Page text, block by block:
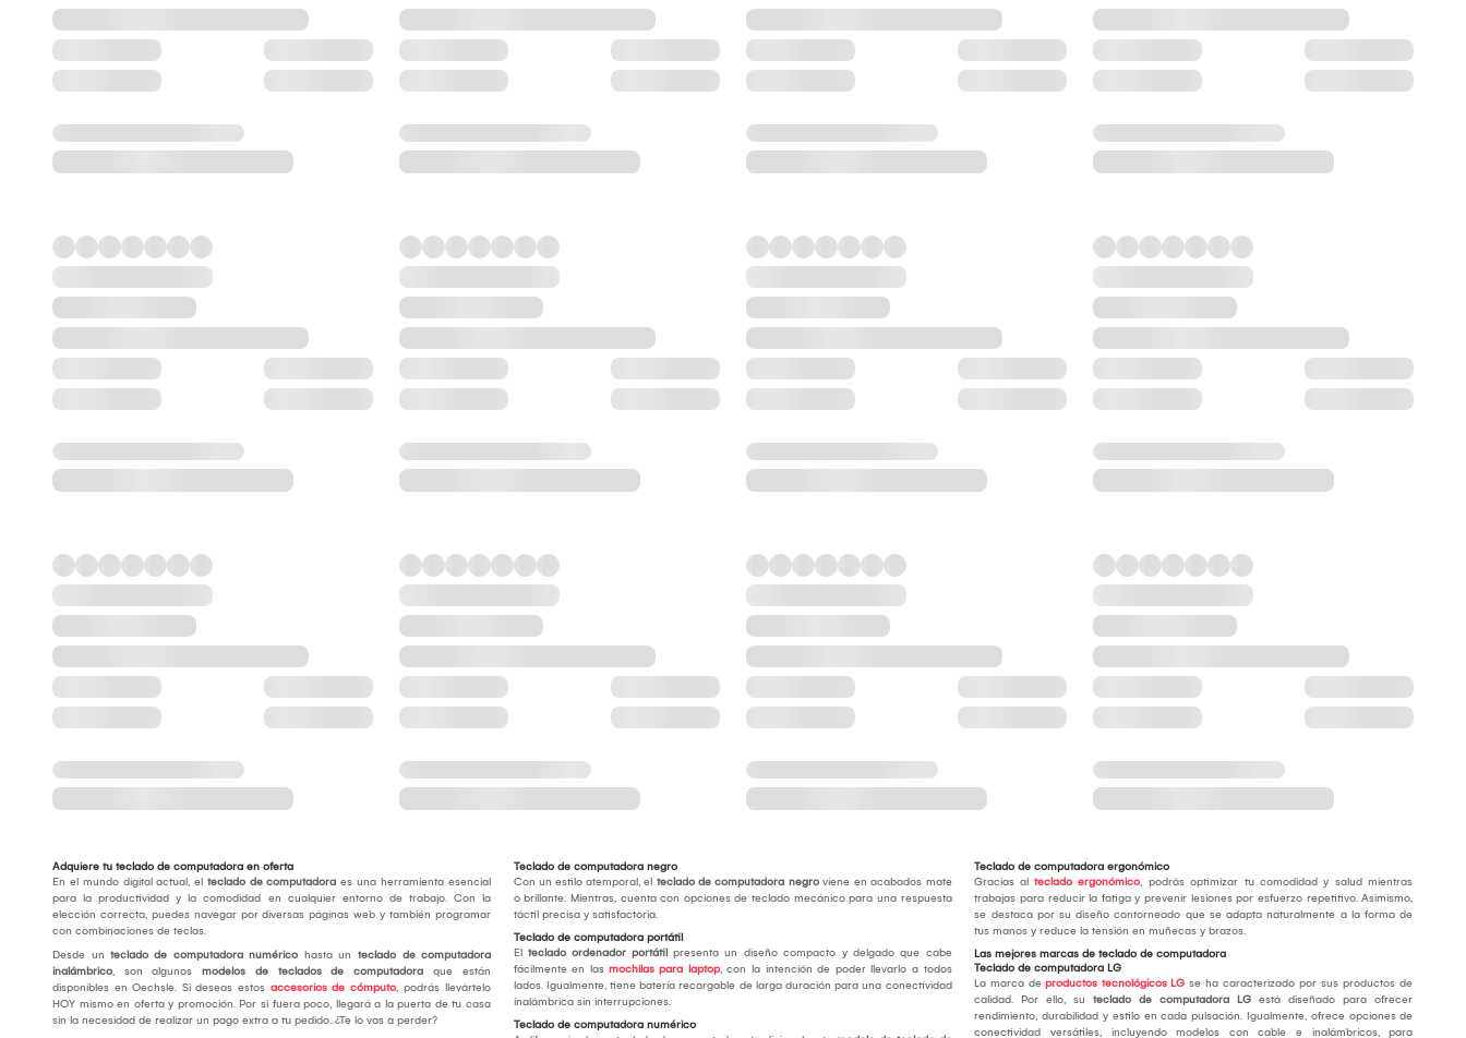
Adquiere tu teclado de computadora en oferta
En el mundo digital actual, el teclado de computadora es una herramienta esencial
para la productividad y la comodidad en cualquier entorno de trabajo. Con la
elección correcta, puedes navegar por diversas páginas web y también programar
con combinaciones de teclas.
Desde un teclado de computadora numérico hasta un teclado de computadora
inalámbrico, son algunos modelos de teclados de computadora que están
disponibles en Oechsle. Si deseas estos accesorios de cómputo, podrás llevártelo
HOY mismo en oferta y promoción. Por si fuera poco, llegará a la puerta de tu casa
sin la necesidad de realizar un pago extra a tu pedido. ¿Te lo vas a perder?
Teclado de computadora negro
Con un estilo atemporal, el teclado de computadora negroviene en acabados mate
o brillante. Mientras, cuenta con opciones de teclado mecánico para una respuesta
táctil precisa y satisfactoria.
Teclado de computadora portátil
El teclado ordenador portátil presenta un diseño compacto y delgado que cabe
fácilmente en lasmochilas para laptop, con la intención de poder llevarlo a todos
lados. Igualmente, tiene batería recargable de larga duración para una conectividad
inalámbrica sin interrupciones.
Teclado de computadora numérico
Teclado de computadora ergonómico
Gracias al teclado ergonómico, podrás optimizar tu comodidad y salud mientras
trabajas para reducir la fatiga y prevenir lesiones por esfuerzo repetitivo. Asimismo,
se destaca por su diseño contorneado que se adapta naturalmente a la forma de
tus manos y reduce la tensión en muñecas y brazos.
Las mejores marcas de teclado de computadora
Teclado de computadora LG
La marca deproductos tecnológicos LG se ha caracterizado por sus productos de
calidad. Por ello, suteclado de computadora LGestá diseñado para ofrecer
rendimiento, durabilidad y estilo en cada pulsación. Igualmente, ofrece opciones de
conectividad versátiles, incluyendo modelos con cable e inalámbricos, para